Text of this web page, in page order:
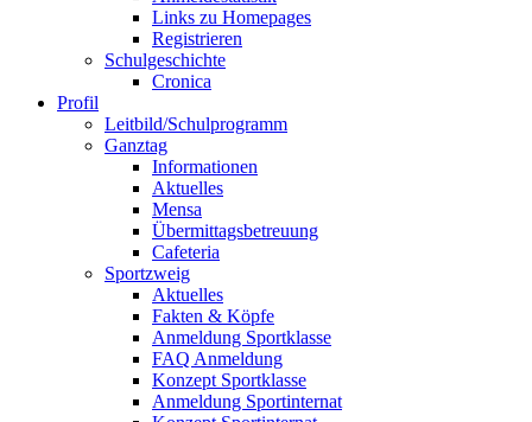
Links zu Homepages
Registrieren
Schulgeschichte
Cronica
Profil
Leitbild/Schulprogramm
Ganztag
Informationen
Aktuelles
Mensa
Übermittagsbetreuung
Cafeteria
Sportzweig
Aktuelles
Fakten & Köpfe
Anmeldung Sportklasse
FAQ Anmeldung
Konzept Sportklasse
Anmeldung Sportinternat